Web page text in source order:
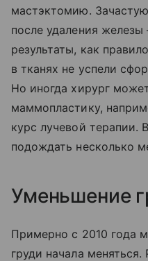
мастэктомию.
после удаления
результаты, как
в тканях не успели
Но иногда хирург
маммопластику,
курс лучевой терапии.
подождать несколько
Уменьшение
Примерно с 2010 года
груди начала